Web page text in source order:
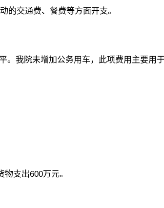
的交通费、餐费等方面开支。
我院未增加公务用车，此项费用主要用
支出600万元。